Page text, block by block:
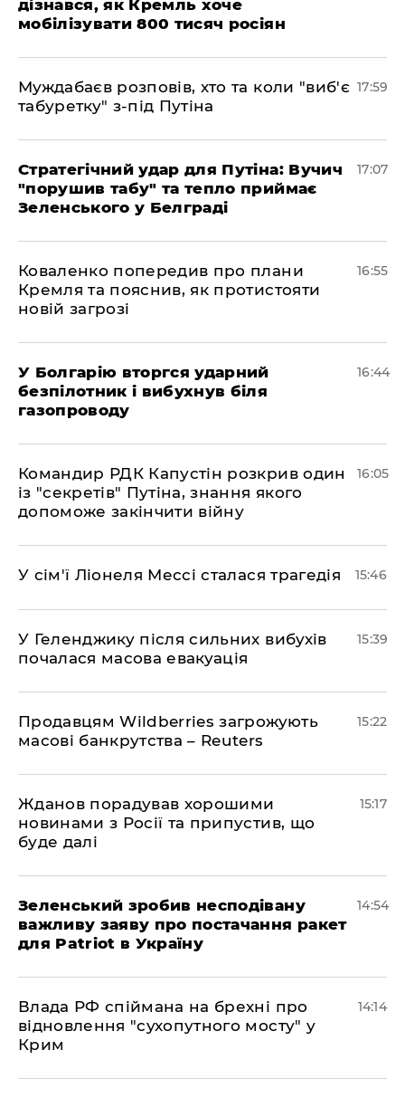
дізнався, як Кремль хоче
мобілізувати 800 тисяч росіян
Муждабаєв розповів, хто та коли "виб'є
табуретку" з-під Путіна
17:59
Стратегічний удар для Путіна: Вучич
"порушив табу" та тепло приймає
Зеленського у Белграді
17:07
Коваленко попередив про плани
Кремля та пояснив, як протистояти
новій загрозі
16:55
У Болгарію вторгся ударний
безпілотник і вибухнув біля
газопроводу
16:44
Командир РДК Капустін розкрив один
із "секретів" Путіна, знання якого
допоможе закінчити війну
16:05
У сім'ї Ліонеля Мессі сталася трагедія 15:46
У Геленджику після сильних вибухів
почалася масова евакуація
15:39
Продавцям Wildberries загрожують
масові банкрутства – Reuters
15:22
Жданов порадував хорошими
новинами з Росії та припустив, що
буде далі
15:17
Зеленський зробив несподівану
важливу заяву про постачання ракет
для Patriot в Україну
14:54
Влада РФ спіймана на брехні про
відновлення "сухопутного мосту" у
Крим
14:14